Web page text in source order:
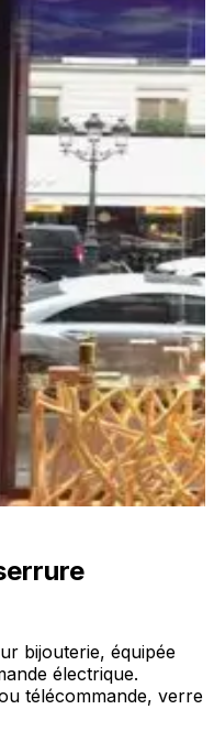
bijouterie, équipée
électrique.
télécommande, verre